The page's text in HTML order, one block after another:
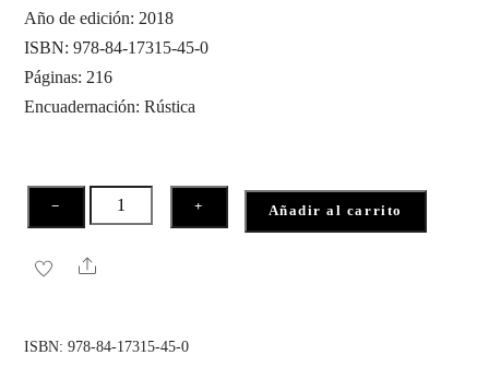
r
d
o
c
o
5
Año de edición: 2018
ISBN: 978-84-17315-45-0
Páginas: 216
Encuadernación: Rústica
−
Pequeño
laberinto
armónico
+ Añadir al carrito
Share
ISBN:978-84-17315-45-0